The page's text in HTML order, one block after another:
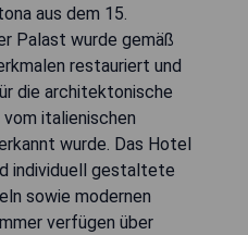
aus dem 15.
Palast wurde gemäß
restauriert und
die architektonische
italienischen
wurde. Das Hotel
individuell gestaltete
sowie modernen
verfügen über